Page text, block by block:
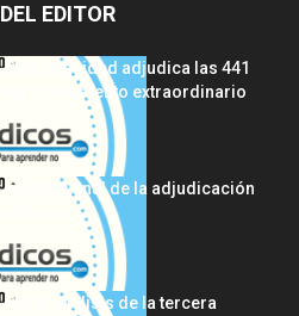
EDITOR
2026: Sanidad adjudica las 441
procedimiento extraordinario
análisis final de la adjudicación
y claves...
2026: análisis de la tercera